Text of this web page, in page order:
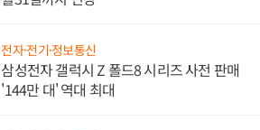
전자·전기·정보통신
삼성전자 갤럭시 Z 폴드8 시리즈 사전 판매
'144만 대' 역대 최대